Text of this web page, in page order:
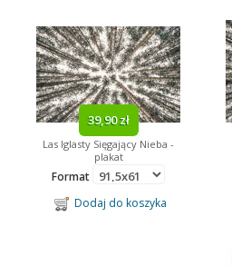
39,90 zł
Las Iglasty Sięgający Nieba -
plakat
Format
Dodaj do koszyka